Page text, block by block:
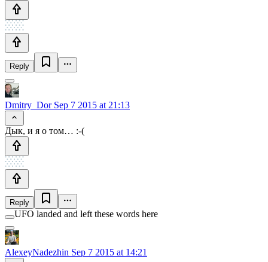
Reply
Dmitry_DorSep 7 2015 at 21:13
Дык, и я о том… :-(
Reply
UFO landed and left these words here
AlexeyNadezhin Sep 7 2015 at 14:21